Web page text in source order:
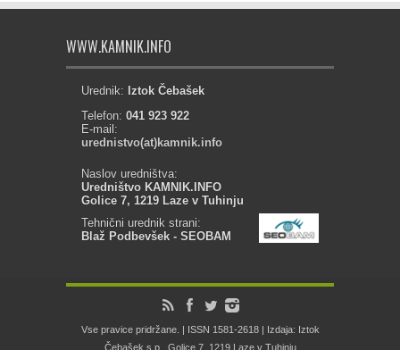
WWW.KAMNIK.INFO
Urednik: Iztok Čebašek
Telefon: 041 923 922
E-mail:
urednistvo(at)kamnik.info
Naslov uredništva:
Uredništvo KAMNIK.INFO
Golice 7, 1219 Laze v Tuhinju
Tehnični urednik strani:
Blaž Podbevšek - SEOBAM
Vse pravice pridržane. | ISSN 1581-2618 | Izdaja: Iztok
Čebašek s.p., Golice 7, 1219 Laze v Tuhinju